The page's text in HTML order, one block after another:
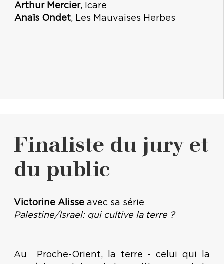
Arthur Mercier, Icare
Anaïs Ondet, Les Mauvaises Herbes
Finaliste du jury et
du public
Victorine Alisse avec sa série
Palestine/Israel: qui cultive la terre ?
Au Proche-Orient, la terre - celui qui la